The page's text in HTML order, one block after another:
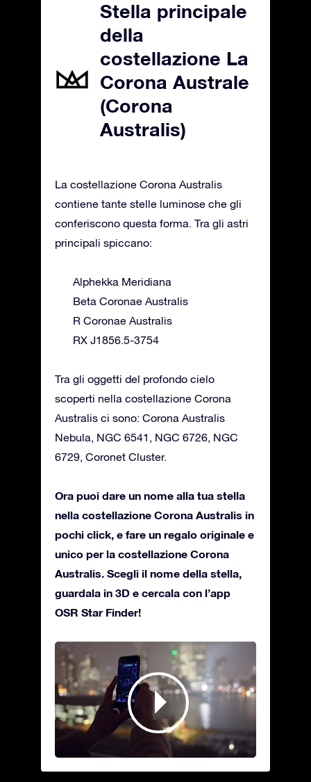
Stella principale
della
costellazione La
Corona Australe
(Corona
Australis)
La costellazione Corona Australis
contiene tante stelle luminose che gli
conferiscono questa forma. Tra gli astri
principali spiccano:
Alphekka Meridiana
Beta Coronae Australis
R Coronae Australis
RX J1856.5-3754
Tra gli oggetti del profondo cielo
scoperti nella costellazione Corona
Australis ci sono: Corona Australis
Nebula, NGC 6541, NGC 6726, NGC
6729, Coronet Cluster.
Ora puoi dare un nome alla tua stella
nella costellazione Corona Australis in
pochi click, e fare un regalo originale e
unico per la costellazione Corona
Australis. Scegli il nome della stella,
guardala in 3D e cercala con l’app
OSR Star Finder!